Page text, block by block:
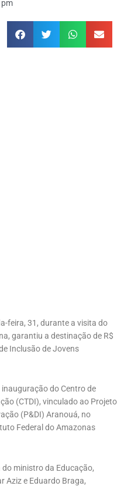
pm
feira, 31, durante a visita do
garantiu a destinação de R$
Inclusão de Jovens
do Centro de
(CTDI), vinculado ao Projeto
(P&DI) Aranouá, no
Federal do Amazonas
ministro da Educação,
Aziz e Eduardo Braga,